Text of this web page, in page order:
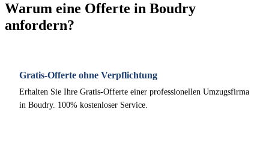
Warum eine Offerte in Boudry
anfordern?
Gratis-Offerte ohne Verpflichtung
Erhalten Sie Ihre Gratis-Offerte einer professionellen Umzugsfirma
in Boudry. 100% kostenloser Service.